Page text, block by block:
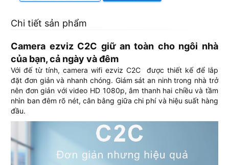
Chi tiết sản phẩm
Camera ezviz C2C giữ an toàn cho ngôi nhà
của bạn, cả ngày và đêm
Với đế từ tính, camera wifi ezviz C2C được thiết kế để lắp
đặt đơn giản và nhanh chóng. Giám sát an ninh trong nhà trở
nên đơn giản với video HD 1080p, âm thanh hai chiều và tầm
nhìn ban đêm rõ nét, cân bằng giữa chi phí và hiệu suất hàng
đầu.